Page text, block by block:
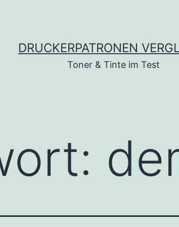
DRUCKERPATRONEN
Toner & Tinte im Test